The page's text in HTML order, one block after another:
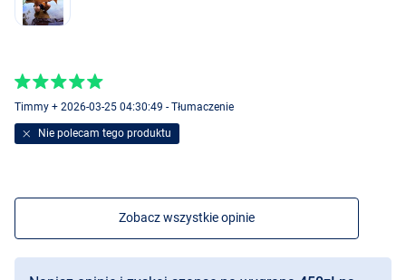
Timmy + 2026-03-25 04:30:49 - Tłumaczenie
Nie polecam tego produktu
Zobacz wszystkie opinie